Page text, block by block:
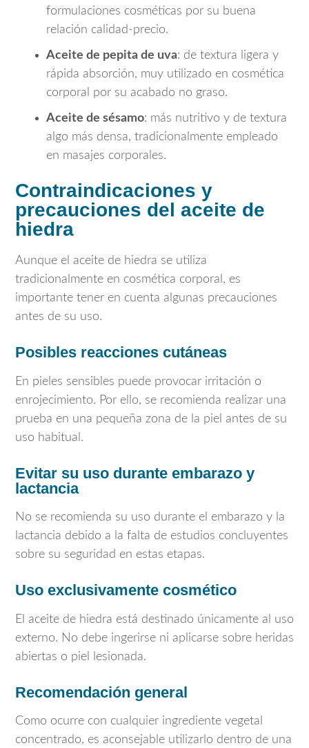
formulaciones cosméticas por su buena
relación calidad-precio.
Aceite de pepita de uva: de textura ligera y
rápida absorción, muy utilizado en cosmética
corporal por su acabado no graso.
Aceite de sésamo: más nutritivo y de textura
algo más densa, tradicionalmente empleado
en masajes corporales.
Contraindicaciones y
precauciones del aceite de
hiedra
Aunque el aceite de hiedra se utiliza
tradicionalmente en cosmética corporal, es
importante tener en cuenta algunas precauciones
antes de su uso.
Posibles reacciones cutáneas
En pieles sensibles puede provocar irritación o
enrojecimiento. Por ello, se recomienda realizar una
prueba en una pequeña zona de la piel antes de su
uso habitual.
Evitar su uso durante embarazo y
lactancia
No se recomienda su uso durante el embarazo y la
lactancia debido a la falta de estudios concluyentes
sobre su seguridad en estas etapas.
Uso exclusivamente cosmético
El aceite de hiedra está destinado únicamente al uso
externo. No debe ingerirse ni aplicarse sobre heridas
abiertas o piel lesionada.
Recomendación general
Como ocurre con cualquier ingrediente vegetal
concentrado, es aconsejable utilizarlo dentro de una